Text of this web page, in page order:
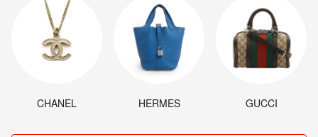
CHANEL HERMES GUCCI